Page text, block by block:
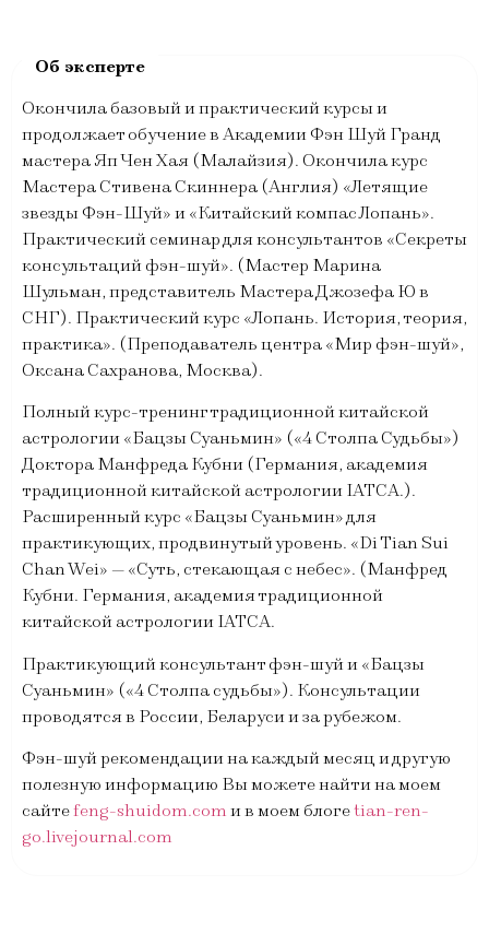
Окончила базовый и практический курсы и
продолжает обучение в Академии Фэн Шуй Гранд
мастера Яп Чен Хая (Малайзия). Окончила курс
Мастера Стивена Скиннера (Англия) «Летящие
звезды Фэн-Шуй» и «Китайский компас Лопань».
Практический семинар для консультантов «Секреты
консультаций фэн-шуй». (Мастер Марина
Шульман, представитель Мастера Джозефа Ю в
СНГ). Практический курс «Лопань. История, теория,
практика». (Преподаватель центра «Мир фэн-шуй»,
Оксана Сахранова, Москва).
Полный курс-тренинг традиционной китайской
астрологии «Бацзы Суаньмин» («4 Столпа Судьбы»)
Доктора Манфреда Кубни (Германия, академия
традиционной китайской астрологии IATCA.).
Расширенный курс «Бацзы Суаньмин» для
практикующих, продвинутый уровень. «Di Tian Sui
Chan Wei» — «Суть, стекающая с небес». (Манфред
Кубни. Германия, академия традиционной
китайской астрологии IATCA.
Практикующий консультант фэн-шуй и «Бацзы
Суаньмин» («4 Столпа судьбы»). Консультации
проводятся в России, Беларуси и за рубежом.
Фэн-шуй рекомендации на каждый месяц и другую
полезную информацию Вы можете найти на моем
сайтеfeng-shuidom.com и в моем блогеtian-ren-
go.livejournal.com